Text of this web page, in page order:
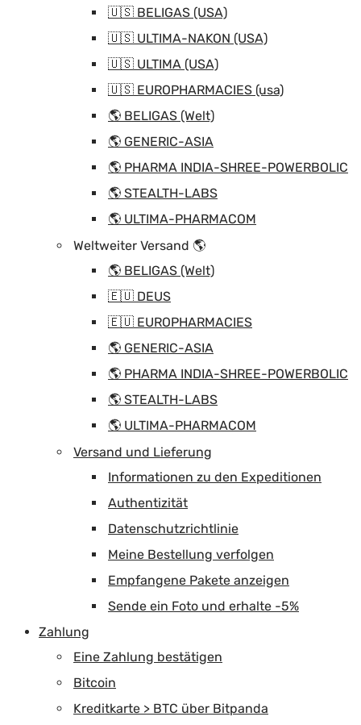
🇺🇸 BELIGAS (USA)
🇺🇸 ULTIMA-NAKON (USA)
🇺🇸 ULTIMA (USA)
🇺🇸 EUROPHARMACIES (usa)
🌎 BELIGAS (Welt)
🌎 GENERIC-ASIA
🌎 PHARMA INDIA-SHREE-POWERBOLIC
🌎 STEALTH-LABS
🌎 ULTIMA-PHARMACOM
Weltweiter Versand 🌎
🌎 BELIGAS (Welt)
🇪🇺 DEUS
🇪🇺 EUROPHARMACIES
🌎 GENERIC-ASIA
🌎 PHARMA INDIA-SHREE-POWERBOLIC
🌎 STEALTH-LABS
🌎 ULTIMA-PHARMACOM
Versand und Lieferung
Informationen zu den Expeditionen
Authentizität
Datenschutzrichtlinie
Meine Bestellung verfolgen
Empfangene Pakete anzeigen
Sende ein Foto und erhalte -5%
Zahlung
Eine Zahlung bestätigen
Bitcoin
Kreditkarte > BTC über Bitpanda